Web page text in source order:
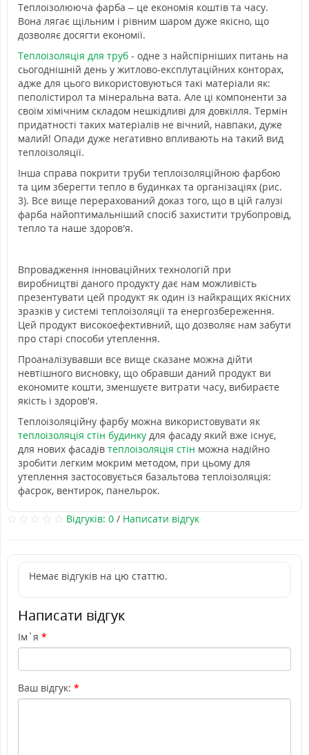
Теплоізолююча фарба – це економія коштів та часу.
Вона лягає щільним і рівним шаром дуже якісно, що
дозволяє досягти економії.
Теплоізоляція для труб - одне з найспірніших питань на
сьогоднішній день у житлово-експлутаційних конторах,
адже для цього використовуються такі матеріали як:
пеполістирол та мінеральна вата. Але ці компоненти за
своїм хімічним складом нешкідливі для довкілля. Термін
придатності таких матеріалів не вічний, навпаки, дуже
малий! Опади дуже негативно впливають на такий вид
теплоізоляції.
Інша справа покрити труби теплоізоляційною фарбою
та цим зберегти тепло в будинках та організаціях (рис.
3). Все вище перерахований доказ того, що в цій галузі
фарба найоптимальніший спосіб захистити трубопровід,
тепло та наше здоров'я.
Впровадження інноваційних технологій при
виробництві даного продукту дає нам можливість
презентувати цей продукт як один із найкращих якісних
зразків у системі теплоізоляції та енергозбереження.
Цей продукт високоефективний, що дозволяє нам забути
про старі способи утеплення.
Проаналізувавши все вище сказане можна дійти
невтішного висновку, що обравши даний продукт ви
економите кошти, зменшуєте витрати часу, вибираєте
якість і здоров'я.
Теплоізоляційну фарбу можна використовувати як
теплоізоляція стін будинку для фасаду який вже існує,
для нових фасадів теплоізоляція стін можна надійно
зробити легким мокрим методом, при цьому для
утеплення застосовується базальтова теплоізоляція:
фасрок, вентирок, панельрок.
Відгуків: 0/ Написати відгук
Немає відгуків на цю статтю.
Написати відгук
Ім`я
Ваш відгук: